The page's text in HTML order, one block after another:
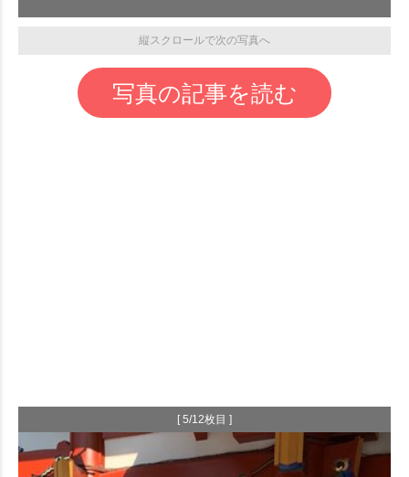
縦スクロールで次の写真へ
写真の記事を読む
[ 5/12枚目 ]